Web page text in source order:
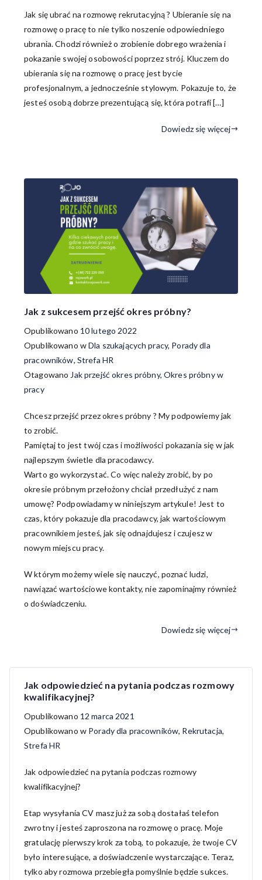
Jak się ubrać na rozmowę rekrutacyjną ? Ubieranie się na
rozmowę o pracę to nie tylko noszenie odpowiedniego
ubrania. Chodzi również o zrobienie dobrego wrażenia i
pokazanie swojej osobowości poprzez strój. Kluczem do
ubierania się na rozmowę o pracę jest bycie
profesjonalnym, a jednocześnie stylowym. Pokazuje to, że
jesteś osobą dobrze prezentującą się, która potrafi […]
Dowiedz się więcej
Jak z sukcesem przejść okres próbny?
Opublikowano 10 lutego 2022
Opublikowano wDla szukających pracy, Porady dla
pracowników, Strefa HR
Otagowano Jak przejść okres próbny,Okres próbny w
pracy
Chcesz przejść przez okres próbny ? My podpowiemy jak
to zrobić.
Pamiętaj to jest twój czas i możliwości pokazania się w jak
najlepszym świetle dla pracodawcy.
Warto go wykorzystać. Co więc należy zrobić, by po
okresie próbnym przełożony chciał przedłużyć z nam
umowę? Podpowiadamy w niniejszym artykule! Jest to
czas, który pokazuje dla pracodawcy, jak wartościowym
pracownikiem jesteś, jak się odnajdujesz i czujesz w
nowym miejscu pracy.
W którym możemy wiele się nauczyć, poznać ludzi,
nawiązać wartościowe kontakty, nie zapominajmy również
o doświadczeniu.
Dowiedz się więcej
Jak odpowiedzieć na pytania podczas rozmowy
kwalifikacyjnej?
Opublikowano 12 marca 2021
Opublikowano w Porady dla pracowników, Rekrutacja,
Strefa HR
Jak odpowiedzieć na pytania podczas rozmowy
kwalifikacyjnej?
Etap wysyłania CV masz już za sobą dostałaś telefon
zwrotny i jesteś zaproszona na rozmowę o pracę. Moje
gratulację pierwszy krok za tobą, to pokazuje, że twoje CV
było interesujące, a doświadczenie wystarczające. Teraz,
tylko aby rozmowa przebiegła pomyślnie będzie sukces.